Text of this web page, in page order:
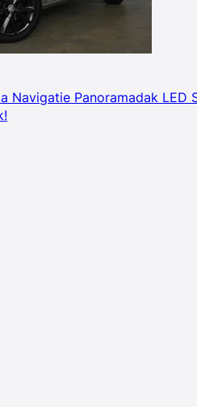
Navigatie Panoramadak LED